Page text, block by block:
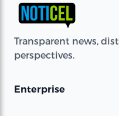
Transparent news,
perspectives.
Enterprise